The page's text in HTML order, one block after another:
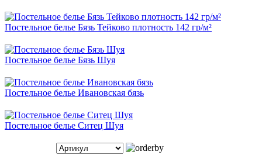
Постельное белье Бязь Тейково плотность 142 гр/м²
Постельное белье Бязь Шуя
Постельное белье Ивановская бязь
Постельное белье Ситец Шуя